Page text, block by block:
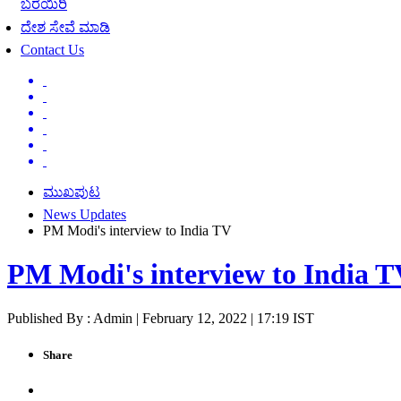
ಬರೆಯಿರಿ
ದೇಶ ಸೇವೆ ಮಾಡಿ
Contact Us
ಮುಖಪುಟ
News Updates
PM Modi's interview to India TV
PM Modi's interview to India
Published By : Admin | February 12, 2022 | 17:19 IST
Share